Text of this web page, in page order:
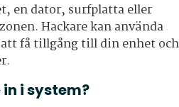
en dator, surfplatta eller
Hackare kan använda
få tillgång till din enhet och
i system?